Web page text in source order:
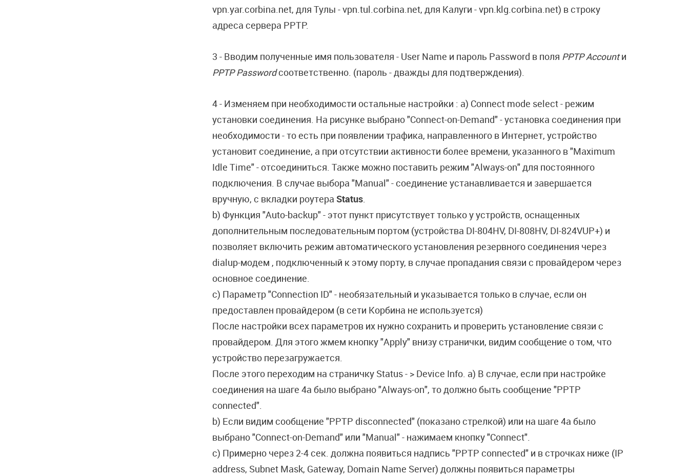
vpn.yar.corbina.net, для Тулы - vpn.tul.corbina.net, для Калуги - vpn.klg.corbina.net) в строку
адреса сервера PPTP.
3 - Вводим полученные имя пользователя - User Name и пароль Password в поля PPTP Accountи
PPTP Passwordсоответственно. (пароль - дважды для подтверждения).
4 - Изменяем при необходимости остальные настройки : a) Connect mode select - режим
установки соединения. На рисунке выбрано "Connect-on-Demand" - установка соединения при
необходимости - то есть при появлении трафика, направленного в Интернет, устройство
установит соединение, а при отсутствии активности более времени, указанного в "Maximum
Idle Time" - отсоединиться. Также можно поставить режим "Always-on" для постоянного
подключения. В случае выбора "Manual" - соединение устанавливается и завершается
вручную, с вкладки роутера Status.
b) Функция "Auto-backup" - этот пункт присутствует только у устройств, оснащенных
дополнительным последовательным портом (устройства DI-804HV, DI-808HV, DI-824VUP+) и
позволяет включить режим автоматического установления резервного соединения через
dialup-модем , подключенный к этому порту, в случае пропадания связи с провайдером через
основное соединение.
c) Параметр "Connection ID" - необязательный и указывается только в случае, если он
предоставлен провайдером (в сети Корбина не используется)
После настройки всех параметров их нужно сохранить и проверить установление связи с
провайдером. Для этого жмем кнопку "Apply" внизу странички, видим сообщение о том, что
устройство перезагружается.
После этого переходим на страничку Status - > Device Info. a) В случае, если при настройке
соединения на шаге 4а было выбрано "Always-on", то должно быть сообщение "PPTP
connected".
b) Если видим сообщение "PPTP disconnected" (показано стрелкой) или на шаге 4а было
выбрано "Connect-on-Demand" или "Manual" - нажимаем кнопку "Connect".
c) Примерно через 2-4 сек. должна появиться надпись "PPTP connected" и в строчках ниже (IP
address, Subnet Mask, Gateway, Domain Name Server) должны появиться параметры